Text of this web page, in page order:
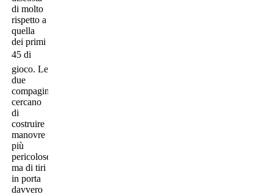
di molto
rispetto a
quella
dei primi
45 di
gioco. Le
due
compagini
cercano
di
costruire
manovre
più
pericolose
ma di tiri
in porta
davvero